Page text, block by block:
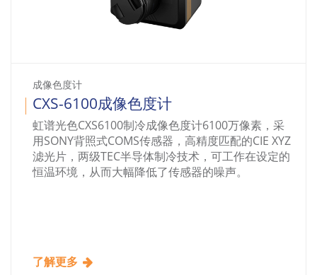
成像色度计
CXS-6100成像色度计
虹谱光色CXS6100制冷成像色度计6100万像素，采
用SONY背照式COMS传感器，高精度匹配的CIE XYZ
滤光片，两级TEC半导体制冷技术，可工作在设定的
恒温环境，从而大幅降低了传感器的噪声。
了解更多